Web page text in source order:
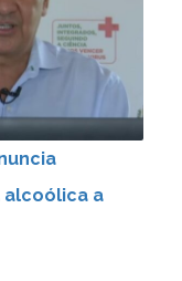
alcoólica a